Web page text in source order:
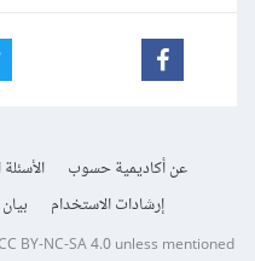
عن أكاديمية حسوب
إرشادات الاستخدام
CC BY-NC-SA 4.0unless mentioned